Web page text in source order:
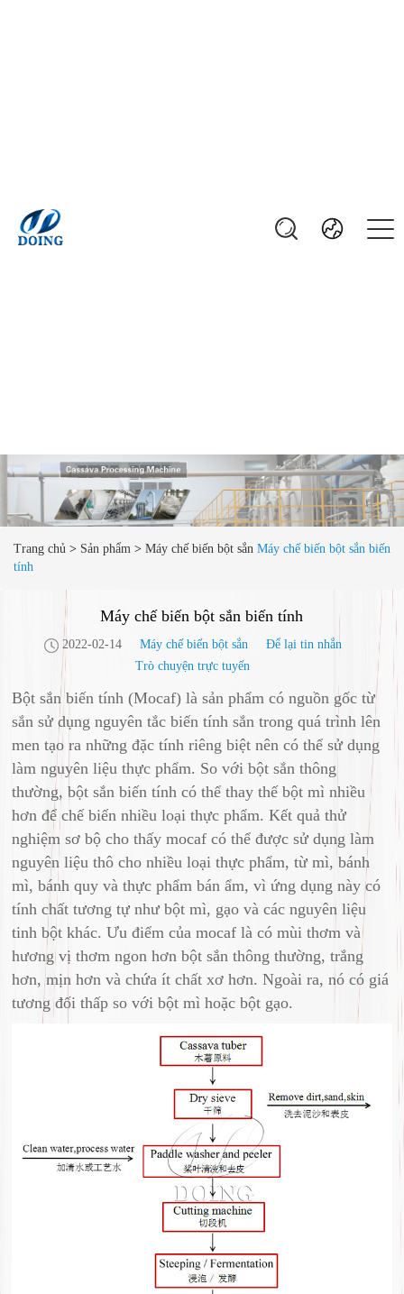
Trang chủ > Sản phẩm > Máy chế biến bột sắn Máy chế biến bột sắn biến
tính
Máy chế biến bột sắn biến tính
2022-02-14 Máy chế biến bột sắn
Để lại tin nhắn
Trò chuyện trực tuyến
Bột sắn biến tính (Mocaf) là sản phẩm có nguồn gốc từ
sắn sử dụng nguyên tắc biến tính sắn trong quá trình lên
men tạo ra những đặc tính riêng biệt nên có thể sử dụng
làm nguyên liệu thực phẩm. So với bột sắn thông
thường, bột sắn biến tính có thể thay thế bột mì nhiều
hơn để chế biến nhiều loại thực phẩm. Kết quả thử
nghiệm sơ bộ cho thấy mocaf có thể được sử dụng làm
nguyên liệu thô cho nhiều loại thực phẩm, từ mì, bánh
mì, bánh quy và thực phẩm bán ẩm, vì ứng dụng này có
tính chất tương tự như bột mì, gạo và các nguyên liệu
tinh bột khác. Ưu điểm của mocaf là có mùi thơm và
hương vị thơm ngon hơn bột sắn thông thường, trắng
hơn, mịn hơn và chứa ít chất xơ hơn. Ngoài ra, nó có giá
tương đối thấp so với bột mì hoặc bột gạo.